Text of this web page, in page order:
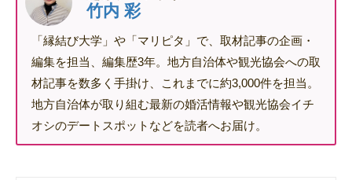
竹内 彩
「縁結び大学」や「マリピタ」で、取材記事の企画・
編集を担当、編集歴3年。地方自治体や観光協会への取
材記事を数多く手掛け、これまでに約3,000件を担当。
地方自治体が取り組む最新の婚活情報や観光協会イチ
オシのデートスポットなどを読者へお届け。